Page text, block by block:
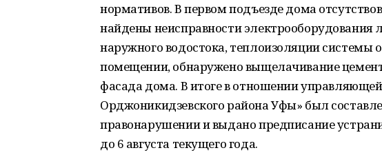
нормативов. В первом подъезде дома
найдены неисправности электрооборудования
наружного водостока, теплоизоляции системы
помещении, обнаружено выщелачивание
фасада дома. В итоге в отношении
Орджоникидзевского района Уфы» был
правонарушении и выдано предписание
до 6 августа текущего года.